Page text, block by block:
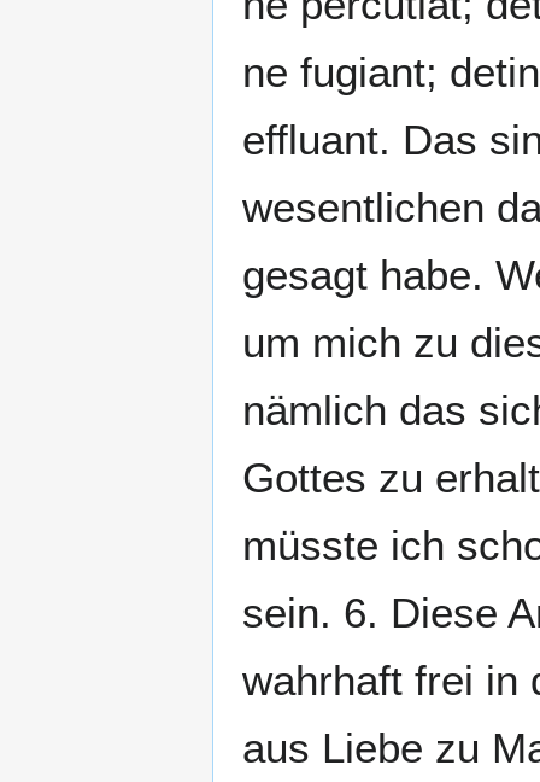
ne fugiant;
effluant. Das
wesentlichen
gesagt habe.
um mich zu
nämlich das
Gottes zu
müsste ich
sein. 6. Diese
wahrhaft frei in
aus Liebe zu